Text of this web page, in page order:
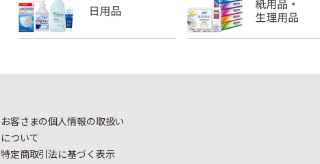
お客さまの個人情報の取扱い
について
特定商取引法に基づく表示